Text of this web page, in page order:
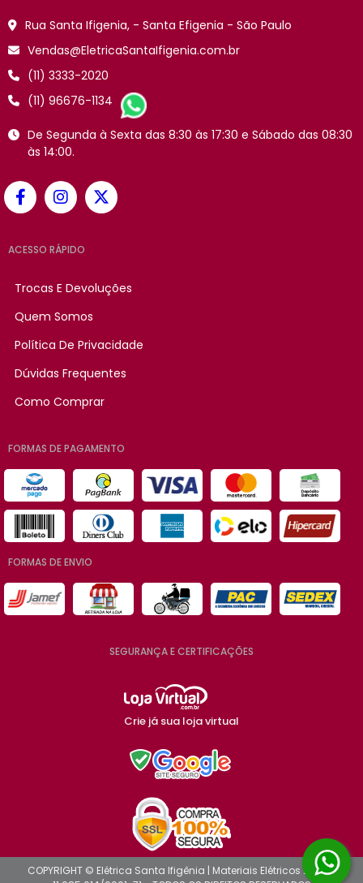
Rua Santa Ifigenia, - Santa Efigenia - São Paulo
Vendas@EletricaSantaIfigenia.com.br
(11) 3333-2020
(11) 96676-1134
De Segunda à Sexta das 8:30 às 17:30 e Sábado das 08:30
às 14:00.
ACESSO RÁPIDO
Trocas E Devoluções
Quem Somos
Política De Privacidade
Dúvidas Frequentes
Como Comprar
FORMAS DE PAGAMENTO
FORMAS DE ENVIO
SEGURANÇA E CERTIFICAÇÕES
Crie já sua loja virtual
COPYRIGHT © Elétrica Santa Ifigênia | Materiais Elétricos 2026 -